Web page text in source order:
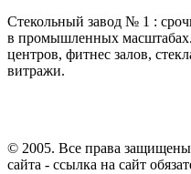
Стекольный завод № 1 :
в промышленных масштабах.
центров, фитнес залов,
витражи.
© 2005. Все права
сайта - ссылка на сайт